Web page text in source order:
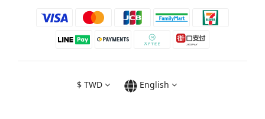
$ TWD English